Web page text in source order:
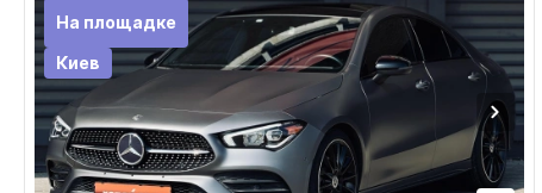
На площадке
Киев